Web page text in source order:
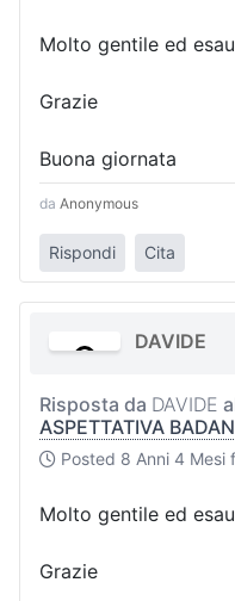
Molto gentile ed
Grazie
Buona giornata
da Anonymous
Rispondi Cita
DAVIDE
Risposta da DAVIDE
ASPETTATIVA
Posted 8 Anni 4 Mesi
Molto gentile ed
Grazie